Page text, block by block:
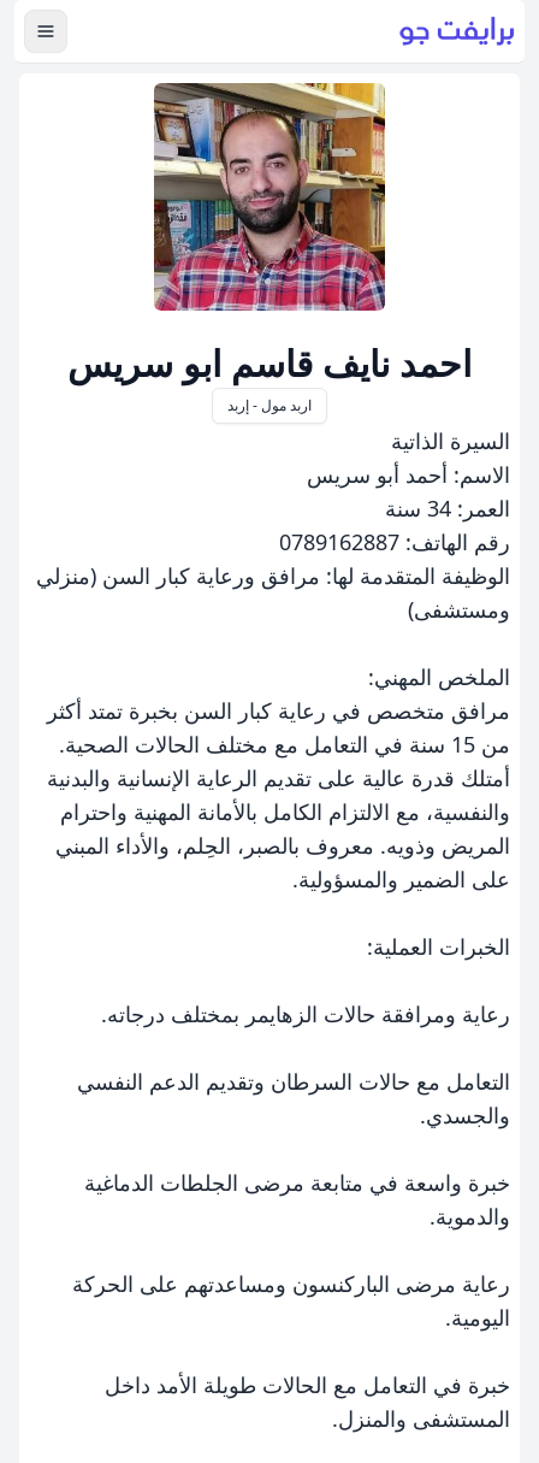
عرض
احمد نايف قاسم ابو سريس
اربد مول - إربد
السيرة الذاتية
الاسم: أحمد أبو سريس
العمر: 34 سنة
رقم الهاتف: 0789162887
الوظيفة المتقدمة لها: مرافق ورعاية كبار السن (منزلي
ومستشفى)
الملخص المهني:
مرافق متخصص في رعاية كبار السن بخبرة تمتد أكثر
من 15 سنة في التعامل مع مختلف الحالات الصحية.
أمتلك قدرة عالية على تقديم الرعاية الإنسانية والبدنية
والنفسية، مع الالتزام الكامل بالأمانة المهنية واحترام
المريض وذويه. معروف بالصبر، الحِلم، والأداء المبني
على الضمير والمسؤولية.
الخبرات العملية:
رعاية ومرافقة حالات الزهايمر بمختلف درجاته.
التعامل مع حالات السرطان وتقديم الدعم النفسي
والجسدي.
خبرة واسعة في متابعة مرضى الجلطات الدماغية
والدموية.
رعاية مرضى الباركنسون ومساعدتهم على الحركة
اليومية.
خبرة في التعامل مع الحالات طويلة الأمد داخل
المستشفى والمنزل.